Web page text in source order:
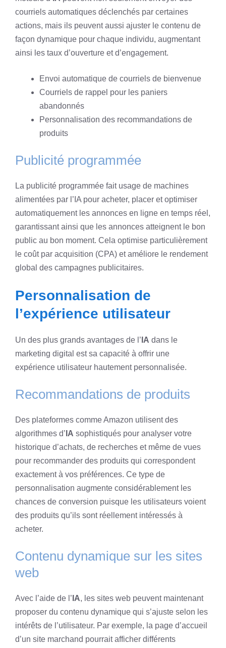
courriels automatiques déclenchés par certaines
actions, mais ils peuvent aussi ajuster le contenu de
façon dynamique pour chaque individu, augmentant
ainsi les taux d’ouverture et d’engagement.
Envoi automatique de courriels de bienvenue
Courriels de rappel pour les paniers
abandonnés
Personnalisation des recommandations de
produits
Publicité programmée
La publicité programmée fait usage de machines
alimentées par l’IA pour acheter, placer et optimiser
automatiquement les annonces en ligne en temps réel,
garantissant ainsi que les annonces atteignent le bon
public au bon moment. Cela optimise particulièrement
le coût par acquisition (CPA) et améliore le rendement
global des campagnes publicitaires.
Personnalisation de
l’expérience utilisateur
Un des plus grands avantages de l’ IA dans le
marketing digital est sa capacité à offrir une
expérience utilisateur hautement personnalisée.
Recommandations de produits
Des plateformes comme Amazon utilisent des
algorithmes d’ IA sophistiqués pour analyser votre
historique d’achats, de recherches et même de vues
pour recommander des produits qui correspondent
exactement à vos préférences. Ce type de
personnalisation augmente considérablement les
chances de conversion puisque les utilisateurs voient
des produits qu’ils sont réellement intéressés à
acheter.
Contenu dynamique sur les sites
web
Avec l’aide de l’ IA, les sites web peuvent maintenant
proposer du contenu dynamique qui s’ajuste selon les
intérêts de l’utilisateur. Par exemple, la page d’accueil
d’un site marchand pourrait afficher différents